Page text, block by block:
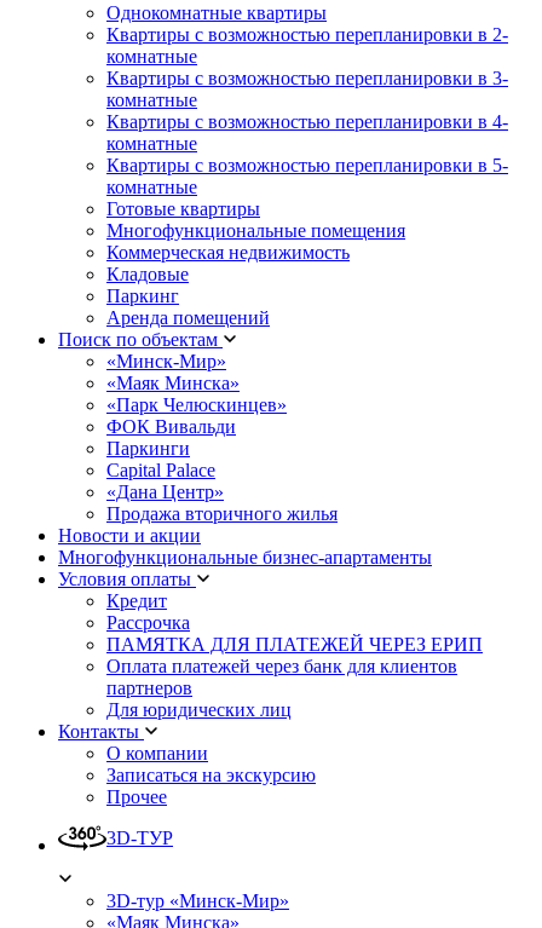
Однокомнатные квартиры
Квартиры с возможностью перепланировки в 2-
комнатные
Квартиры с возможностью перепланировки в 3-
комнатные
Квартиры с возможностью перепланировки в 4-
комнатные
Квартиры с возможностью перепланировки в 5-
комнатные
Готовые квартиры
Многофункциональные помещения
Коммерческая недвижимость
Кладовые
Паркинг
Аренда помещений
Поиск по объектам
«Минск-Мир»
«Маяк Минска»
«Парк Челюскинцев»
ФОК Вивальди
Паркинги
Capital Palace
«Дана Центр»
Продажа вторичного жилья
Новости и акции
Многофункциональные бизнес-апартаменты
Условия оплаты
Кредит
Рассрочка
ПАМЯТКА ДЛЯ ПЛАТЕЖЕЙ ЧЕРЕЗ ЕРИП
Оплата платежей через банк для клиентов
партнеров
Для юридических лиц
Контакты
О компании
Записаться на экскурсию
Прочее
3D-ТУР
3D-тур «Минск-Мир»
«Маяк Минска»